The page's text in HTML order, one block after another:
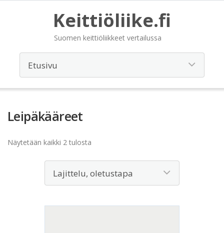
Keittiöliike.fi
Suomen keittiöliikkeet vertailussa
Leipäkääreet
Näytetään kaikki 2 tulosta